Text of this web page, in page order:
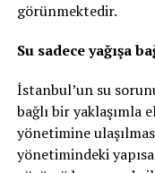
görünmektedir.
Su sadece yağışa
İstanbul’un su
bağlı bir yaklaşımla
yönetimine
yönetimindeki